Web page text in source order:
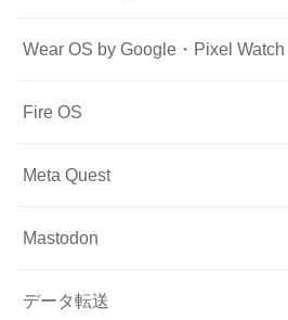
Wear OS by Google・Pixel Watch
Fire OS
Meta Quest
Mastodon
データ転送